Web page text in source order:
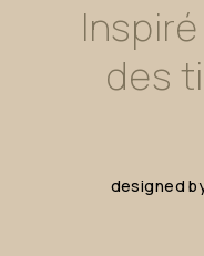
Inspiré
des
designed